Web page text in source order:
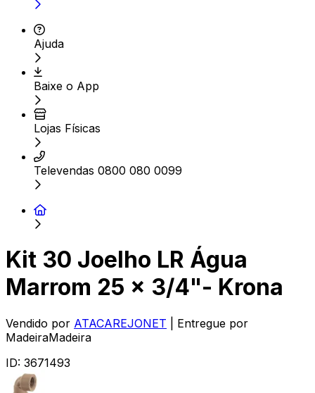
Ajuda
Baixe o App
Lojas Físicas
Televendas 0800 080 0099
Kit 30 Joelho LR Água
Marrom 25 x 3/4"- Krona
Vendido por ATACAREJONET
| Entregue por
MadeiraMadeira
ID: 3671493